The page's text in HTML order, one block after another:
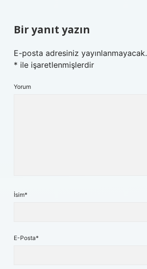
Bir yanıt yazın
E-posta adresiniz yayınlanmayacak.
* ile işaretlenmişlerdir
Yorum
İsim*
E-Posta*